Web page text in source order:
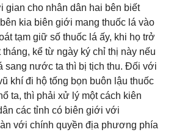
gian cho nhân dân hai bên biết
kia biên giới mang thuốc lá vào
tạm giữ số thuốc lá ấy, khi họ trở
kể từ ngày ký chỉ thị này nếu
sang nước ta thì bị tịch thu. Đối với
khí đi hộ tống bọn buôn lậu thuốc
ta, thì phải xử lý một cách kiên
các tỉnh có biên giới với
với chính quyền địa phương phía